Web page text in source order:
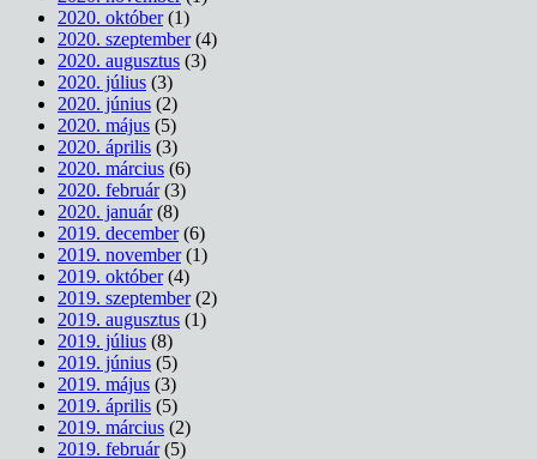
2020. október(1)
2020. szeptember(4)
2020. augusztus (3)
2020. július (3)
2020. június (2)
2020. május (5)
2020. április (3)
2020. március (6)
2020. február(3)
2020. január(8)
2019. december(6)
2019. november(1)
2019. október(4)
2019. szeptember(2)
2019. augusztus (1)
2019. július (8)
2019. június (5)
2019. május (3)
2019. április (5)
2019. március (2)
2019. február(5)